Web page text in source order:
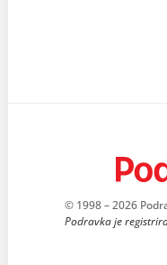
© 1998 – 2026
Podravka je